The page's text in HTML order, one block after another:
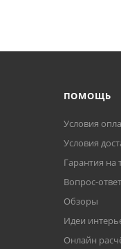
ПОМОЩЬ
Условия
Условия
Гарантия на
Вопрос-ответ
Обзоры
Идеи
Онлайн